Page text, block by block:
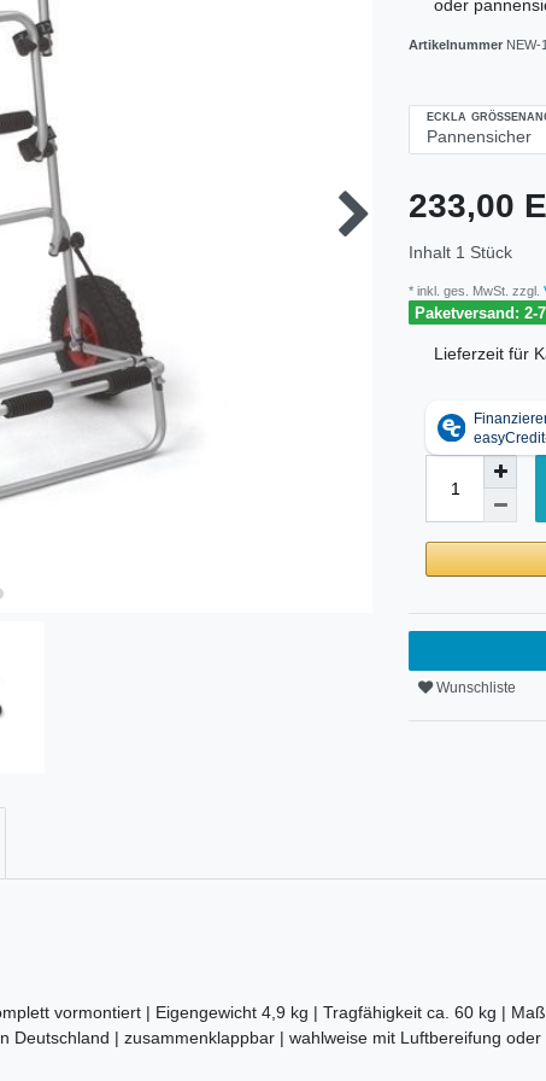
oder
Artikelnummer NEW-
ECKLA
233,00
Inhalt 1 Stück
* inkl. ges. MwSt. zzgl.
Paketversand: 2-
Lieferzeit für
Wunschliste
vormontiert | Eigengewicht 4,9 kg | Tragfähigkeit ca. 60 kg |
Deutschland | zusammenklappbar | wahlweise mit Luftbereifung oder